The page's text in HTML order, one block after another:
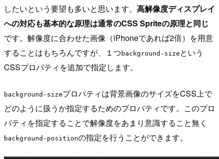
したいという要望も多いと思います。 高解像度ディスプレイ
への対応も基本的な原理は通常のCSS Spriteの原理と同じ
です。解像度に合わせた画像（iPhoneであれば2倍）を用意
することはもちろんですが、１つ background-size という
CSSプロパティを追加で指定します。
background-sizeプロパティは背景画像のサイズをCSS上で
どのように扱うか指定するためのプロパティです。このプロ
パティを指定することで解像度をあまり意識すること無く
background-positionの指定を行うことができます。